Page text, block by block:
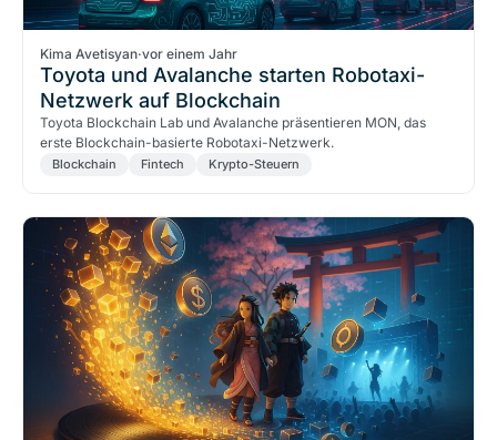
Kima Avetisyan·vor einem Jahr
Toyota und Avalanche starten Robotaxi-
Netzwerk auf Blockchain
Toyota Blockchain Lab und Avalanche präsentieren MON, das
erste Blockchain-basierte Robotaxi-Netzwerk.
Blockchain Fintech Krypto-Steuern